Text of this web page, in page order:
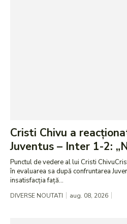
Cristi Chivu a
Juventus – Inter 1-2:
Punctul de vedere al lui Cristi
în evaluarea sa după confruntarea
insatisfacția față...
DIVERSE NOUTATI aug. 08, 2026